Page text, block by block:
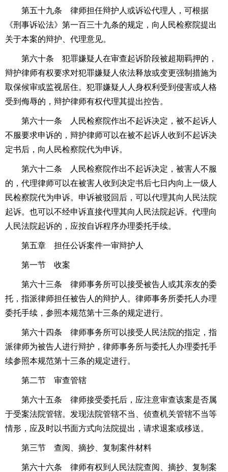
第五十九条 律师担任辩护人或诉讼代理人，可根据
《刑事诉讼法》第一百三十九条的规定，向人民检察院提出
关于本案的辩护、代理意见。
第六十条 犯罪嫌疑人在审查起诉阶段被超期羁押的，
辩护律师有权要求对犯罪嫌疑人依法释放或变更强制措施为
取保候审或监视居住。犯罪嫌疑人人身权利受到侵害或人格
受到侮辱的，辩护律师有权代理其提出控告。
第六十一条 人民检察院作出不起诉决定，被不起诉人
不服要求申诉的，辩护律师可以在被不起诉人收到不起诉决
定书后，向人民检察院代为申诉。
第六十二条 人民检察院作出不起诉决定，被害人不服
的，代理律师可以在被害人收到决定书后七日内向上一级人
民检察院代为申诉。申诉被驳回后，可以代理其向人民法院
起诉。也可以不经申诉直接代理其向人民法院起诉。代理向
人民法院起诉的，应按自诉程序办理委托手续。
第五章 担任公诉案件一审辩护人
第一节 收案
第六十三条 律师事务所可以接受被告人或其亲友的委
托，指派律师担任被告人的辩护人。律师事务所委托人办理
委托手续，参照本规范第十三条的规定进行。
第六十四条 律师事务所可以接受人民法院的指定，指
派律师为被告人进行辩护，律师事务所与委托人办理委托手
续参照本规范第十三条的规定进行。
第二节 审查管辖
第六十五条 律师接受委托后，应注意审查该案是否属
于受案法院管辖。发现法院管辖不当、侦查机关管辖不当等
情形，应及时以书面方式向法院提出，请求退案或移送。
第三节 查阅、摘抄、复制案件材料
第六十六条 律师有权到人民法院查阅、摘抄、复制案